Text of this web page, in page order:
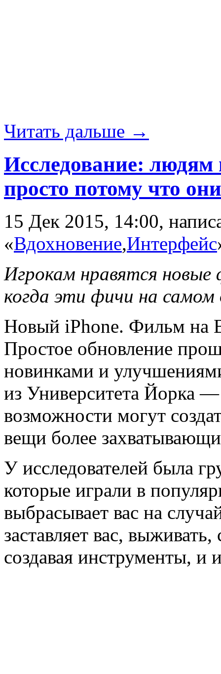
Читать дальше →
Исследование:
просто потому что
15 Дек 2015, 14:00,
«Вдохновение,Интерфейс
Игрокам нравятся новые
когда эти фичи на
Новый iPhone. Фильм на
Простое обновление
новинками и
из Университета Йорка
возможности могут
вещи более
У исследователей была
которые играли в
выбрасывает вас на
заставляет вас,
создавая инструменты, и